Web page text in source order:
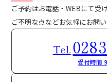
ご予約はお電話・WEBにて受
ご不明な点などお気軽にお問
Tel.
受付時間